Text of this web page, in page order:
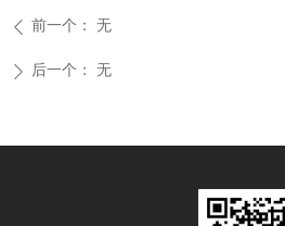
ꄴ 前一个： 无
ꄲ 后一个： 无